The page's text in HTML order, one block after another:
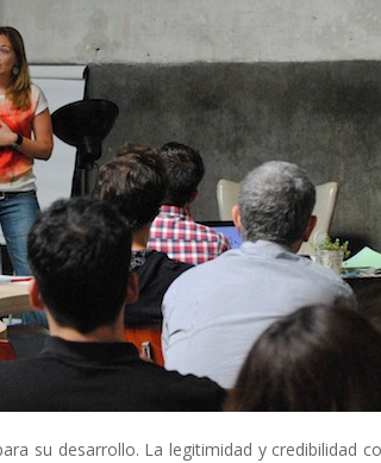
su desarrollo. La legitimidad y credibilidad